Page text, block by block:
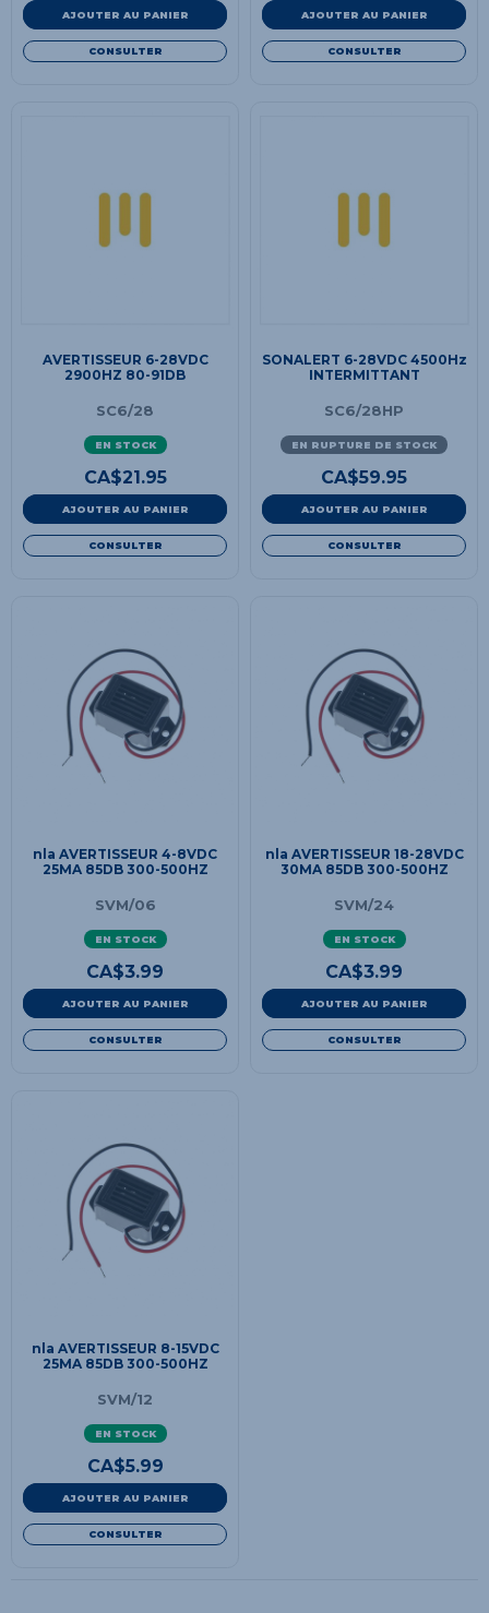
AJOUTER AU PANIER
CONSULTER
AJOUTER AU PANIER
CONSULTER
AVERTISSEUR 6-28VDC
2900HZ 80-91DB
SC6/28
EN STOCK
CA$21.95
AJOUTER AU PANIER
CONSULTER
SONALERT 6-28VDC 4500Hz
INTERMITTANT
SC6/28HP
EN RUPTURE DE STOCK
CA$59.95
AJOUTER AU PANIER
CONSULTER
nla AVERTISSEUR 4-8VDC
25MA 85DB 300-500HZ
SVM/06
EN STOCK
CA$3.99
AJOUTER AU PANIER
CONSULTER
nla AVERTISSEUR 18-28VDC
30MA 85DB 300-500HZ
SVM/24
EN STOCK
CA$3.99
AJOUTER AU PANIER
CONSULTER
nla AVERTISSEUR 8-15VDC
25MA 85DB 300-500HZ
SVM/12
EN STOCK
CA$5.99
AJOUTER AU PANIER
CONSULTER